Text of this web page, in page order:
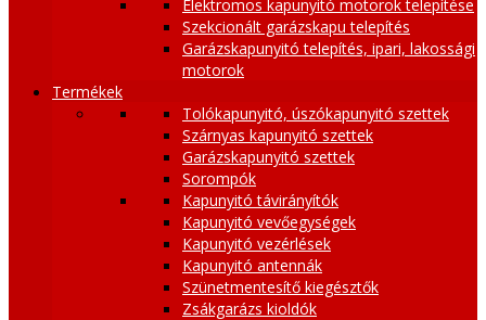
Elektromos kapunyitó motorok telepítése
Szekcionált garázskapu telepítés
Garázskapunyitó telepítés, ipari, lakossági
motorok
Termékek
Tolókapunyitó, úszókapunyitó szettek
Szárnyas kapunyitó szettek
Garázskapunyitó szettek
Sorompók
Kapunyitó távirányítók
Kapunyitó vevőegységek
Kapunyitó vezérlések
Kapunyitó antennák
Szünetmentesítő kiegésztők
Zsákgarázs kioldók